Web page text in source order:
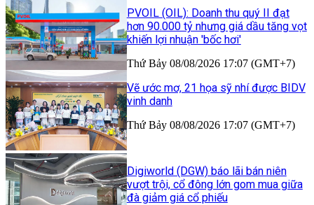
PVOIL (OIL): Doanh thu quý II đạt
hơn 90.000 tỷ nhưng giá dầu tăng vọt
khiến lợi nhuận 'bốc hơi'
Thứ Bảy 08/08/2026 17:07 (GMT+7)
Vẽ ước mơ, 21 họa sỹ nhí được BIDV
vinh danh
Thứ Bảy 08/08/2026 17:07 (GMT+7)
Digiworld (DGW) báo lãi bán niên
vượt trội, cổ đông lớn gom mua giữa
đà giảm giá cổ phiếu